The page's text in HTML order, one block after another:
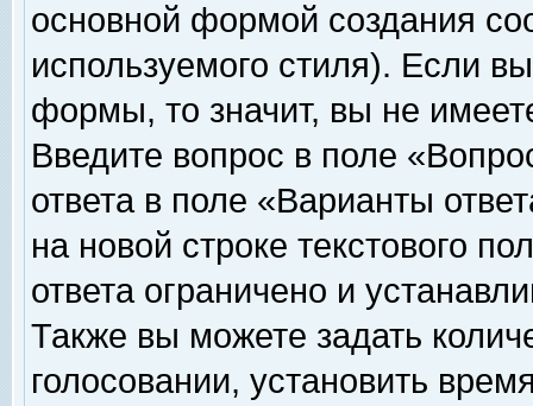
основной формой создания
используемого стиля). Если
формы, то значит, вы не
Введите вопрос в поле
ответа в поле «Варианты
на новой строке текстового
ответа ограничено и
Также вы можете задать
голосовании, установить